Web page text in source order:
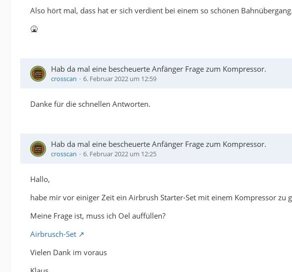
Also hört mal, dass hat er sich verdient bei einem so schönen
🤮
Hab da mal eine bescheuerte Anfänger Frage zum Kompressor.
crosscan 6. Februar 2022 um 12:59
Danke für die schnellen Antworten.
Hab da mal eine bescheuerte Anfänger Frage zum Kompressor.
crosscan 6. Februar 2022 um 12:25
Hallo,
habe mir vor einiger Zeit ein Airbrush Starter-Set mit einem Kompressor zu
Meine Frage ist, muss ich Oel auffüllen?
Airbrusch-Set
Vielen Dank im voraus